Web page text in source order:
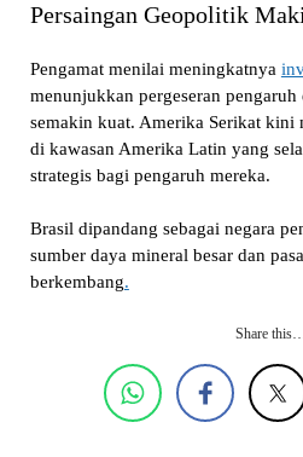
Persaingan Geopolitik
Pengamat menilai meningkatnya
menunjukkan pergeseran
semakin kuat. Amerika Serikat kini
di kawasan Amerika Latin yang
strategis bagi pengaruh mereka.
Brasil dipandang sebagai negara
sumber daya mineral besar dan
berkembang.
Share this…